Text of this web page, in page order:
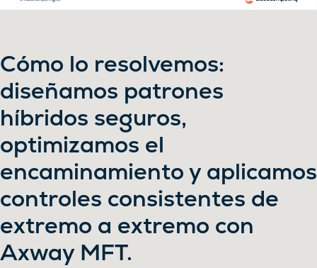
Cómo lo resolvemos:
diseñamos patrones
híbridos seguros,
optimizamos el
encaminamiento y aplicamos
controles consistentes de
extremo a extremo con
Axway MFT.